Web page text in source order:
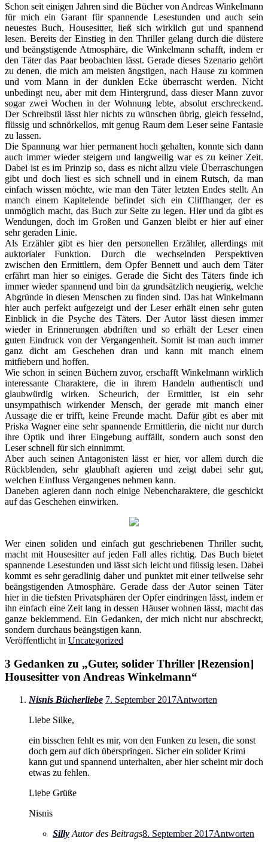
Schon seit einigen Jahren sind die Bücher von Andreas Winkelmann
für mich ein Garant für spannende Lesestunden und auch sein
neuestes Buch, Housesitter, ließ sich wirklich gut und spannend
lesen. Bereits der Einstieg in den Thriller gelang durch die düstere
und beängstigende Atmosphäre, die Winkelmann schafft, indem er
den Täter das Paar beobachten lässt. Gerade dieses Szenario gehört
zu denen, die mich am meisten ängstigen, nach Hause zu kommen
und vom Mann in der dunklen Ecke überrascht werden. Nicht
unbedingt neu, aber mit dem Hintergrund, dass dieser Mann zuvor
sogar zwei Wochen in der Wohnung lebte, absolut erschreckend.
Der Schreibstil lässt hier nichts zu wünschen übrig, gleich fesselnd,
flüssig und schnörkellos, mit genug Raum dem Leser seine Fantasie
zu lassen.
Die Spannung war hier permanent hoch gehalten, konnte sich dann
auch immer wieder steigern und langweilig war es zu keiner Zeit.
Dabei ist es im Prinzip so, dass es nicht allzu viele Überraschungen
gibt und doch liest es sich schnell und in einem Rutsch, da man
einfach wissen möchte, wie man den Täter letzten Endes stellt. An
manch einem Kapitelende befindet sich ein Cliffhanger, der es
unmöglich macht, das Buch zur Seite zu legen. Hier und da gibt es
Wendungen, doch im Großen und Ganzen bleibt er hier auf einer
sehr geraden Linie.
Als Erzähler gibt es hier den personellen Erzähler, allerdings mit
auktorialer Funktion. Durch die wechselnden Perspektiven
zwischen den Ermittlern, dem Opfer Bennett und auch dem Täter
erfährt man hier so einiges. Gerade die Sicht des Täters finde ich
immer wieder spannend und bin da grundsätzlich neugierig, welche
Abgründe in diesen Menschen zu finden sind. Das hat Winkelmann
hier auch perfekt aufgezeigt und der Leser erhält einen sehr guten
Einblick in die Psyche des Täters. Der Autor lässt diesen immer
wieder in Erinnerungen abdriften und so erhält der Leser einen
guten Eindruck von der Vergangenheit. Somit ist man auch immer
ganz dicht am Geschehen dran und kann mit manch einem
mitfiebern und hoffen.
Wie schon in seinen Büchern zuvor, erschafft Winkelmann wirklich
interessante Charaktere, die in ihrem Handeln authentisch und
glaubwürdig wirken. Scheurich, der Ermittler, ist ein sehr
unsympathisch wirkender Mensch, der gerade mit manch einer
Aussage die er trifft, keine Freunde macht. Dafür gibt es aber mit
Priska Wagner eine sehr spannende Ermittlerin, die nicht nur durch
ihre Optik und ihrer Eingebung auffällt, sondern auch sonst den
Leser schnell für sich einnimmt.
Aber auch seinen Antagonisten lässt er hier, vor allem durch die
Rückblenden, sehr glaubhaft agieren und zeigt dabei sehr gut,
welchen Einfluss Vergangenes nehmen kann.
Daneben agieren dann noch einige Nebencharaktere, die geschickt
auf das Geschehen einwirken.
Wer einen soliden und einfach gut geschriebenen Thriller sucht,
macht mit Housesitter auf jeden Fall alles richtig. Das Buch bietet
spannende Lesestunden und lässt sich leicht und flüssig lesen. Dabei
kommt es sehr geradlinig daher und punktet mit einer teilweise sehr
beängstigenden Atmosphäre. Gerade dass der Autor seinen Täter
hier in die tiefsten Privatsphären der Opfer eindringen lässt, indem er
ihn einfach eine Zeit lang in dessen Häuser wohnen lässt, macht das
ganze beklemmend. Ein Gedanken, der mich nicht nur abschreckt,
sondern durchaus beängstigen kann.
Veröffentlicht in Uncategorized
3 Gedanken zu „Guter, solider Thriller [Rezension]
Housesitter von Andreas Winkelmann“
Nisnis Bücherliebe 7. September 2017Antworten
Liebe Silke,
ein bisschen fehlt es mir, von den Funken zu lesen, die sonst
doch gern auf dich überspringen. Sicher ein solider Krimi
kann gut und spannend unterhalten, aber hier scheint mir doch
etwas zu fehlen.
Liebe Grüße
Nisnis
Silly Autor des Beitrags8. September 2017Antworten